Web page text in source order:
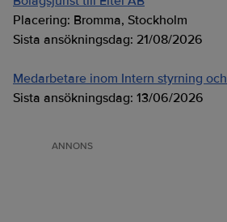
Placering: Bromma, Stockholm
Sista ansökningsdag: 21/08/2026
Medarbetare inom Intern styrning
Sista ansökningsdag: 13/06/2026
ANNONS